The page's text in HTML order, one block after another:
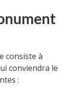
consiste à
conviendra le
: